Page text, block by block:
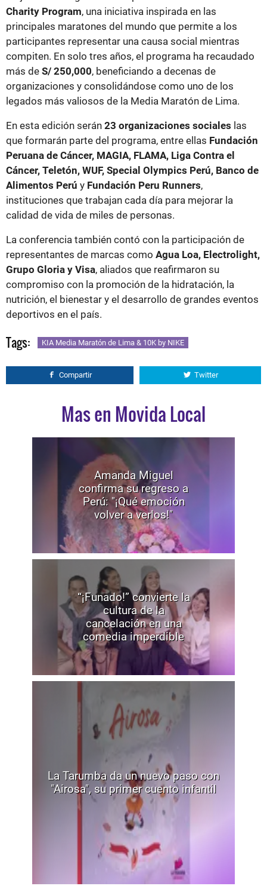
Charity Program, una iniciativa inspirada en las
principales maratones del mundo que permite a los
participantes representar una causa social mientras
compiten. En solo tres años, el programa ha recaudado
más de S/ 250,000, beneficiando a decenas de
organizaciones y consolidándose como uno de los
legados más valiosos de la Media Maratón de Lima.
En esta edición serán 23 organizaciones sociales las
que formarán parte del programa, entre ellas Fundación
Peruana de Cáncer, MAGIA, FLAMA, Liga Contra el
Cáncer, Teletón, WUF, Special Olympics Perú, Banco de
Alimentos Perú y Fundación Peru Runners,
instituciones que trabajan cada día para mejorar la
calidad de vida de miles de personas.
La conferencia también contó con la participación de
representantes de marcas como Agua Loa, Electrolight,
Grupo Gloria y Visa, aliados que reafirmaron su
compromiso con la promoción de la hidratación, la
nutrición, el bienestar y el desarrollo de grandes eventos
deportivos en el país.
Tags: KIA Media Maratón de Lima & 10K by NIKE
Compartir Twitter
Mas en Movida Local
Amanda Miguel
confirma su regreso a
Perú: "¡Qué emoción
volver a verlos!"
“¡Funado!” convierte la
cultura de la
cancelación en una
comedia imperdible
La Tarumba da un nuevo paso con
"Airosa", su primer cuento infantil